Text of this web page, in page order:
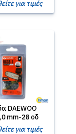
για τιμές
DΑΕWΟΟ
mm-28 οδ
για τιμές